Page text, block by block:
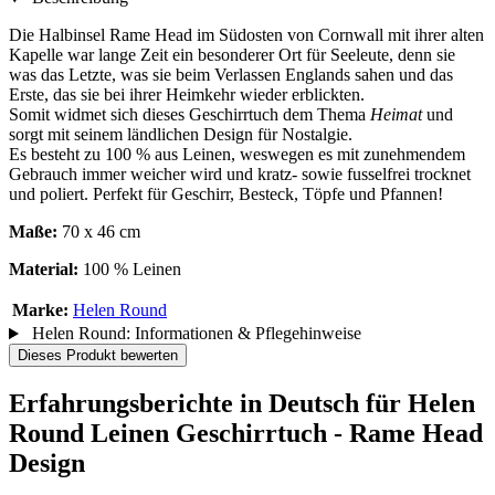
Die Halbinsel Rame Head im Südosten von Cornwall mit ihrer alten
Kapelle war lange Zeit ein besonderer Ort für Seeleute, denn sie
was das Letzte, was sie beim Verlassen Englands sahen und das
Erste, das sie bei ihrer Heimkehr wieder erblickten.
Somit widmet sich dieses Geschirrtuch dem Thema Heimatund
sorgt mit seinem ländlichen Design für Nostalgie.
Es besteht zu 100 % aus Leinen, weswegen es mit zunehmendem
Gebrauch immer weicher wird und kratz- sowie fusselfrei trocknet
und poliert. Perfekt für Geschirr, Besteck, Töpfe und Pfannen!
Maße: 70 x 46 cm
Material: 100 % Leinen
Marke: Helen Round
Helen Round: Informationen & Pflegehinweise
Dieses Produkt bewerten
Erfahrungsberichte in Deutsch für Helen
Round Leinen Geschirrtuch - Rame Head
Design